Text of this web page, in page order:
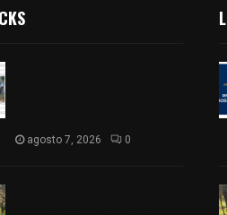
agosto 7, 2026 0